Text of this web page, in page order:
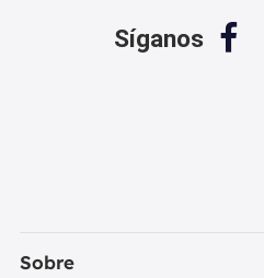
Síganos 
Sobre